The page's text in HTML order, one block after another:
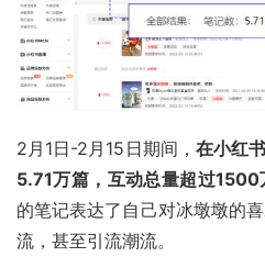
2月1日-2月15日期间， 在小红
5.71万篇，互动总量超过1500
的笔记表达了自己对冰墩墩的
流，甚至引流潮流。